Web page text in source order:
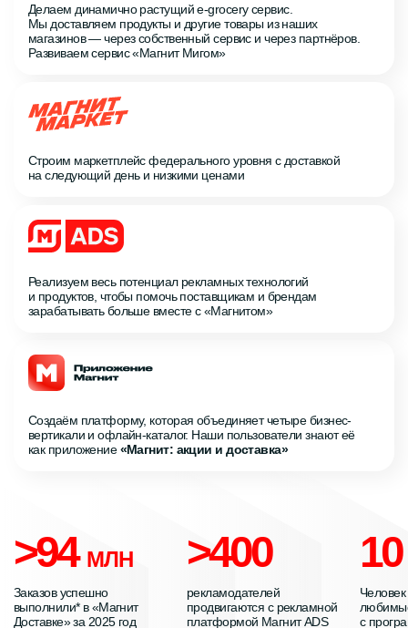
Делаем динамично растущийe-groceryсервис.
Мы доставляем продукты и другие товары из наших
магазинов — через собственный сервис и через партнёров.
Развиваем сервис «Магнит Мигом»
Строим маркетплейс федерального уровня с доставкой
на следующий день и низкими ценами
Реализуем весь потенциал рекламных технологий
и продуктов, чтобы помочь поставщикам и брендам
зарабатывать больше вместе с «Магнитом»
Создаём платформу, которая объединяет четыре бизнес-
вертикали и офлайн-каталог. Наши пользователи знают её
как приложение«Магнит: акции и доставка»
>94 МЛН
Заказов успешно
выполнили* в «Магнит
Доставке» за 2025 год
>400
рекламодателей
продвигаются с рекламной
платформой Магнит ADS
с